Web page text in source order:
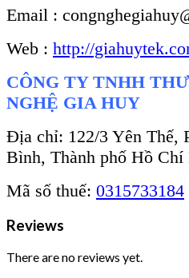
Email :
Web : http://
CÔNG TY TNHH
NGHỆ GIA HUY
Địa chỉ: 122/3 Yên Thế,
Bình, Thành phố Hồ
Mã số thuế: 0315733184
Reviews
There are no reviews yet.